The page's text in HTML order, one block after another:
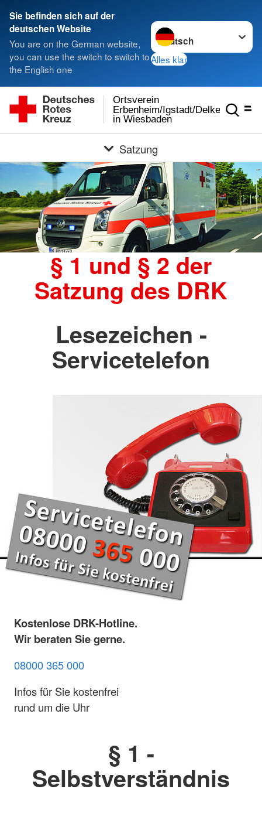
Sie befinden sich auf der
deutschen Website
You are on the German website,
you can use the switch to switch to
the English one
Sprache wechseln zu
Alles klar
in Wiesbaden
Erbenheim/Igstadt/Delkenheim
Ortsverein
Satzung
§ 1 und § 2 der
Satzung des DRK
Lesezeichen -
Servicetelefon
Kostenlose DRK-Hotline.
Wir beraten Sie gerne.
08000 365 000
Infos für Sie kostenfrei
rund um die Uhr
§ 1 -
Selbstverständnis